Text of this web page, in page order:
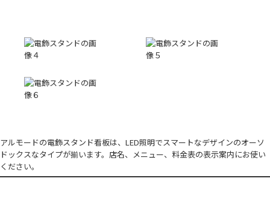
アルモードの電飾スタンド看板は、LED照明でスマートなデザインのオーソ
ドックスなタイプが揃います。店名、メニュー、料金表の表示案内にお使い
ください。